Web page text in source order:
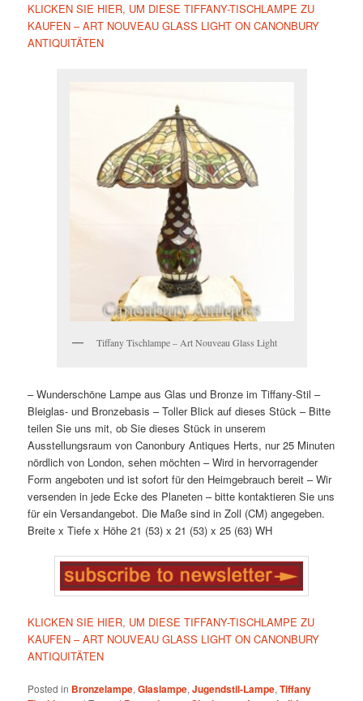
KLICKEN SIE HIER, UM DIESE TIFFANY-TISCHLAMPE ZU
KAUFEN – ART NOUVEAU GLASS LIGHT ON CANONBURY
ANTIQUITÄTEN
Tiffany Tischlampe – Art Nouveau Glass Light
– Wunderschöne Lampe aus Glas und Bronze im Tiffany-Stil –
Bleiglas- und Bronzebasis – Toller Blick auf dieses Stück – Bitte
teilen Sie uns mit, ob Sie dieses Stück in unserem
Ausstellungsraum von Canonbury Antiques Herts, nur 25 Minuten
nördlich von London, sehen möchten – Wird in hervorragender
Form angeboten und ist sofort für den Heimgebrauch bereit – Wir
versenden in jede Ecke des Planeten – bitte kontaktieren Sie uns
für ein Versandangebot. Die Maße sind in Zoll (CM) angegeben.
Breite x Tiefe x Höhe 21 (53) x 21 (53) x 25 (63) WH
KLICKEN SIE HIER, UM DIESE TIFFANY-TISCHLAMPE ZU
KAUFEN – ART NOUVEAU GLASS LIGHT ON CANONBURY
ANTIQUITÄTEN
Posted in Bronzelampe,Glaslampe,Jugendstil-Lampe,Tiffany